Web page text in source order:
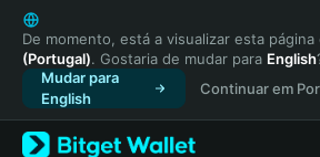
English
日本語
Tiếng Việt
Русский
Español (Latinoamérica)
Türkçe
De momento, está a visualizar esta página
(Portugal). Gostaria de mudar para English
Mudar para
English
Continuar em